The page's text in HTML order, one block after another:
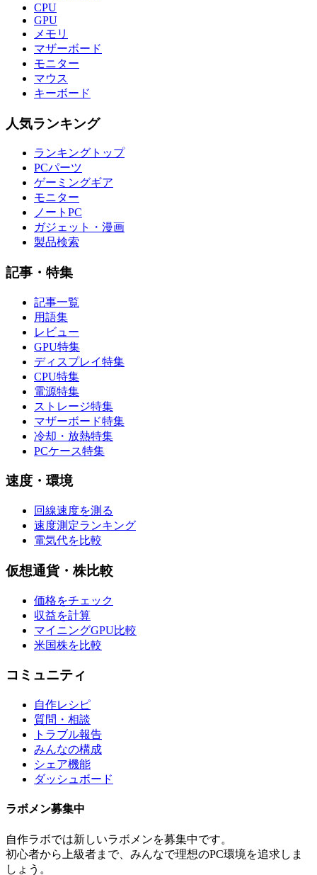
CPU
GPU
メモリ
マザーボード
モニター
マウス
キーボード
人気ランキング
ランキングトップ
PCパーツ
ゲーミングギア
モニター
ノートPC
ガジェット・漫画
製品検索
記事・特集
記事一覧
用語集
レビュー
GPU特集
ディスプレイ特集
CPU特集
電源特集
ストレージ特集
マザーボード特集
冷却・放熱特集
PCケース特集
速度・環境
回線速度を測る
速度測定ランキング
電気代を比較
仮想通貨・株比較
価格をチェック
収益を計算
マイニングGPU比較
米国株を比較
コミュニティ
自作レシピ
質問・相談
トラブル報告
みんなの構成
シェア機能
ダッシュボード
ラボメン募集中
自作ラボでは新しいラボメンを募集中です。
初心者から上級者まで、みんなで理想のPC環境を追求しま
しょう。